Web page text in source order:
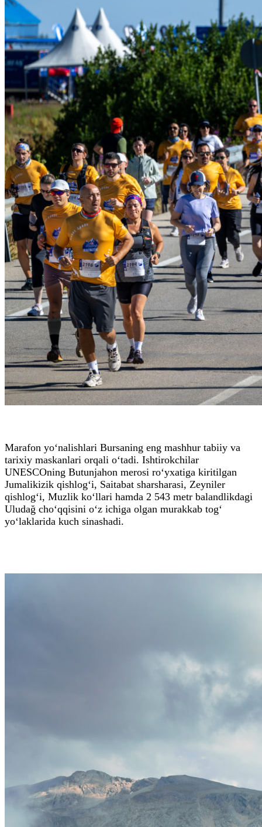
Marafon yo‘nalishlari Bursaning eng mashhur tabiiy va
tarixiy maskanlari orqali o‘tadi. Ishtirokchilar
UNESCOning Butunjahon merosi ro‘yxatiga kiritilgan
Jumalikizik qishlog‘i, Saitabat sharsharasi, Zeyniler
qishlog‘i, Muzlik ko‘llari hamda 2 543 metr balandlikdagi
Uludağ cho‘qqisini o‘z ichiga olgan murakkab tog‘
yo‘laklarida kuch sinashadi.